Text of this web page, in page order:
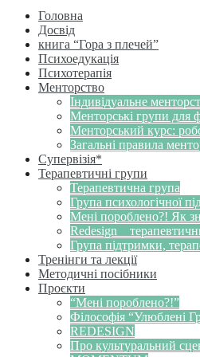
Головна
Досвід
книга “Гора з плечей”
Психоедукація
Психотерапія
Менторство
Індивідуальне
Менторські групи для
Менторський курс:
Загальні правила
Супервізія*
Терапевтичні групи
Терапевтична група
Група психологічної
Мені пороблено?! Як
Redesign _
Група підтримки,
Тренінги та лекції
Методичні посібники
Проєкти
“Мені пороблено?!”
Філософія “Улюблені
REDESIGN
Про культуральний